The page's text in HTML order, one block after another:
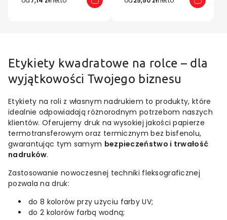
Etykiety kwadratowe na rolce – dla
wyjątkowości Twojego biznesu
Etykiety na roli z własnym nadrukiem to produkty, które
idealnie odpowiadają różnorodnym potrzebom naszych
klientów. Oferujemy druk na wysokiej jakości papierze
termotransferowym oraz termicznym bez bisfenolu,
gwarantując tym samym bezpieczeństwo i trwałość
nadruków.
Zastosowanie nowoczesnej techniki fleksograficznej
pozwala na druk:
do 8 kolorów przy użyciu farby UV;
do 2 kolorów farbą wodną;